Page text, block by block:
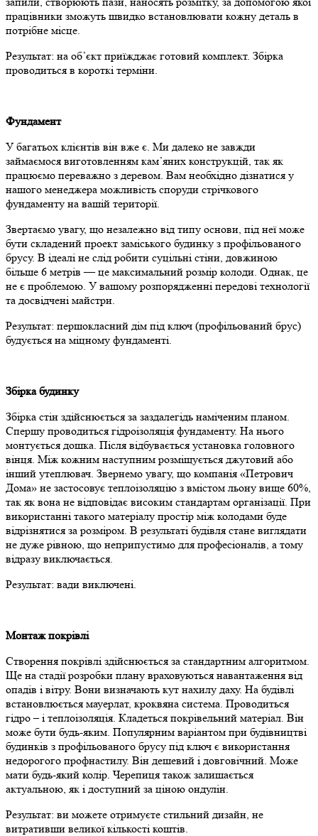
працівники зможуть швидко встановлювати кожну деталь в
потрібне місце.
Результат: на об’єкт приїжджає готовий комплект. Збірка
проводиться в короткі терміни.
Фундамент
У багатьох клієнтів він вже є. Ми далеко не завжди
займаємося виготовленням кам’яних конструкцій, так як
працюємо переважно з деревом. Вам необхідно дізнатися у
нашого менеджера можливість споруди стрічкового
фундаменту на вашій території.
Звертаємо увагу, що незалежно від типу основи, під неї може
бути складений проект заміського будинку з профільованого
брусу. В ідеалі не слід робити суцільні стіни, довжиною
більше 6 метрів — це максимальний розмір колоди. Однак, це
не є проблемою. У вашому розпорядженні передові технології
та досвідчені майстри.
Результат: першокласний дім під ключ (профільований брус)
будується на міцному фундаменті.
Збірка будинку
Збірка стін здійснюється за заздалегідь наміченим планом.
Спершу проводиться гідроізоляція фундаменту. На нього
монтується дошка. Після відбувається установка головного
вінця. Між кожним наступним розміщується джутовий або
інший утеплювач. Звернемо увагу, що компанія «Петрович
Дома» не застосовує теплоізоляцію з вмістом льону вище 60%,
так як вона не відповідає високим стандартам організації. При
використанні такого матеріалу простір між колодами буде
відрізнятися за розміром. В результаті будівля стане виглядати
не дуже рівною, що неприпустимо для професіоналів, а тому
відразу виключається.
Результат: вади виключені.
Монтаж покрівлі
Створення покрівлі здійснюється за стандартним алгоритмом.
Ще на стадії розробки плану враховуються навантаження від
опадів і вітру. Вони визначають кут нахилу даху. На будівлі
встановлюється мауерлат, кроквяна система. Проводиться
гідро – і теплоізоляція. Кладеться покрівельний матеріал. Він
може бути будь-яким. Популярним варіантом при будівництві
будинків з профільованого брусу під ключ є використання
недорогого профнастилу. Він дешевий і довговічний. Може
мати будь-який колір. Черепиця також залишається
актуальною, як і доступний за ціною ондулін.
Результат: ви можете отримуєте стильний дизайн, не
витративши великої кількості коштів.